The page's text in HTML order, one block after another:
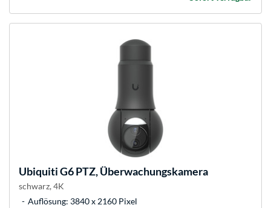
UbiquitiG6 PTZ, Überwachungskamera
schwarz, 4K
Auflösung: 3840 x 2160 Pixel